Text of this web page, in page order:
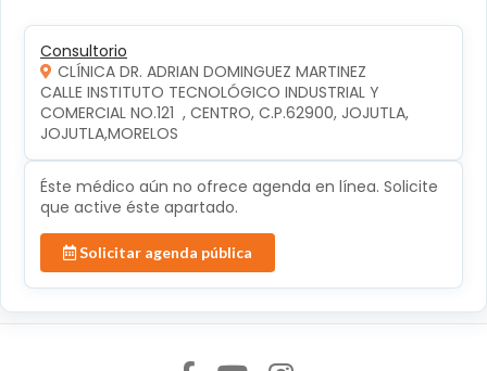
Consultorio
CLÍNICA DR. ADRIAN DOMINGUEZ MARTINEZ
CALLE INSTITUTO TECNOLÓGICO INDUSTRIAL Y
COMERCIAL NO.121  , CENTRO, C.P.62900, JOJUTLA,
JOJUTLA,MORELOS
Éste médico aún no ofrece agenda en línea. Solicite
que active éste apartado.
Solicitar agenda pública